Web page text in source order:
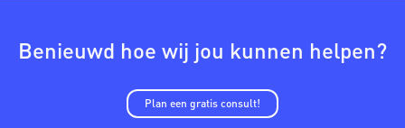
Benieuwd hoe wij jou kunnen helpen?
Plan een gratis consult!